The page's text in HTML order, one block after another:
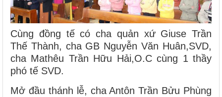
Cùng đồng tế có cha quản xứ Giuse Trần
Thế Thành, cha GB Nguyễn Văn Huân,SVD,
cha Mathêu Trần Hữu Hải,O.C cùng 1 thầy
phó tế SVD.
Mở đầu thánh lễ, cha Antôn Trần Bửu Phùng